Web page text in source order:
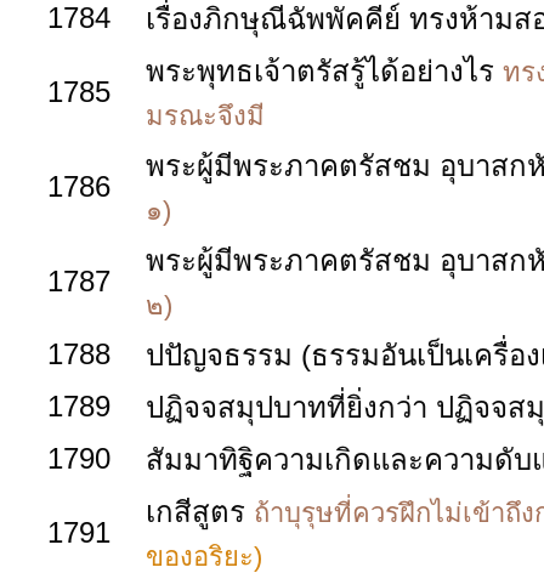
1784 เรื่องภิกษุณีฉัพพัคคีย์ ทรงห้ามส
1785
พระพุทธเจ้าตรัสรู้ได้อย่างไร ทร
มรณะจึงมี
1786
พระผู้มีพระภาคตรัสชม อุบาสก
๑)
1787
พระผู้มีพระภาคตรัสชม อุบาสก
๒)
1788
ปปัญจธรรม (ธรรมอันเป็นเครื่อ
1789
ปฏิจจสมุปบาทที่ยิ่งกว่า ปฏิจจส
1790
สัมมาทิฐิความเกิดและความดั
1791
เกสีสูตร ถ้าบุรุษที่ควรฝึกไม่เข้าถึง
ของอริยะ)